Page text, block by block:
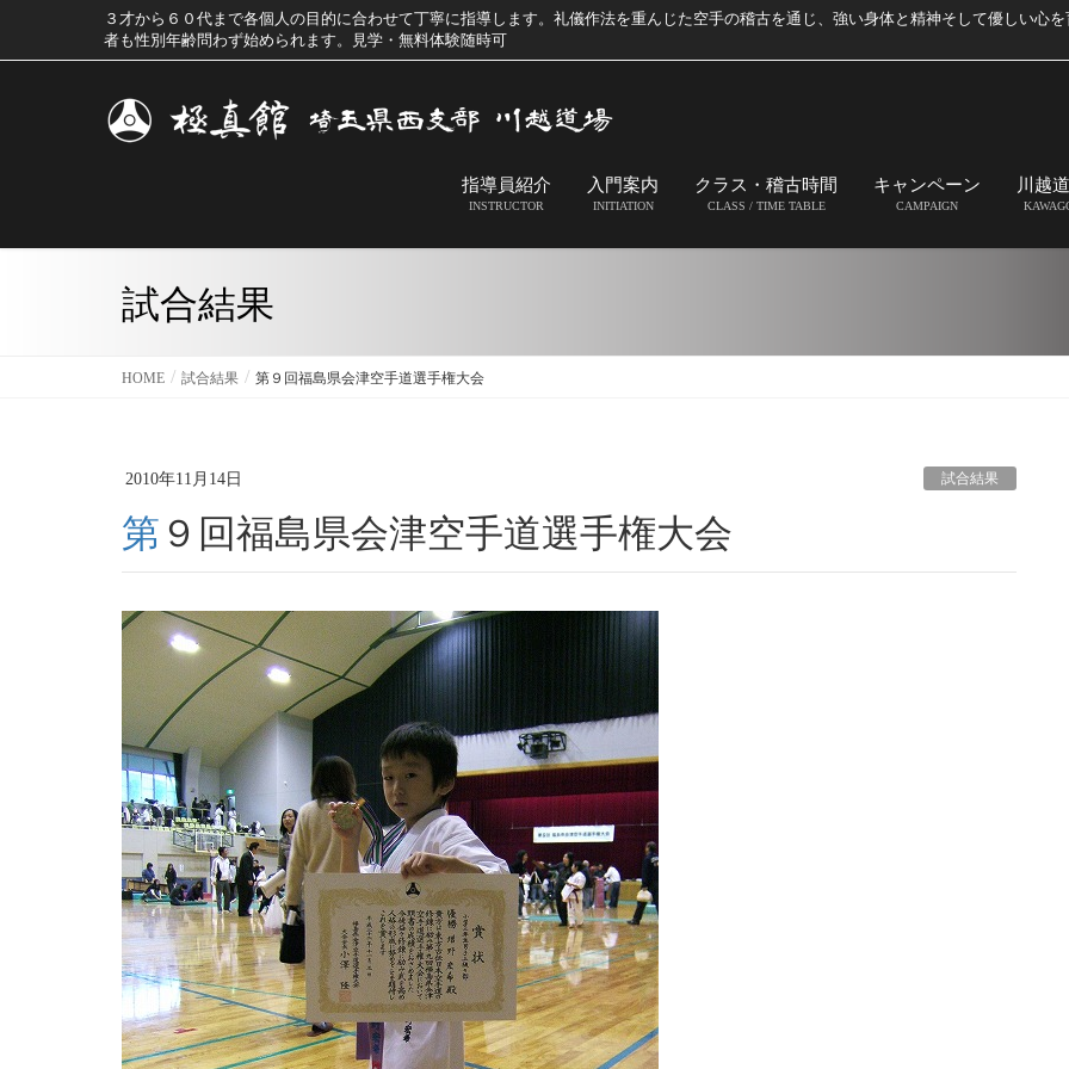
３才から６０代まで各個人の目的に合わせて丁寧に指導します。礼儀作法を重んじた空手の稽古を通じ、強い身体と精神そして優しい心
者も性別年齢問わず始められます。見学・無料体験随時可
指導員紹介
INSTRUCTOR
入門案内
INITIATION
クラス・稽古時間
CLASS / TIME TABLE
キャンペーン
CAMPAIGN
川越
試合結果
HOME 試合結果 第９回福島県会津空手道選手権大会
2010年11月14日 試合結果
第９回福島県会津空手道選手権大会